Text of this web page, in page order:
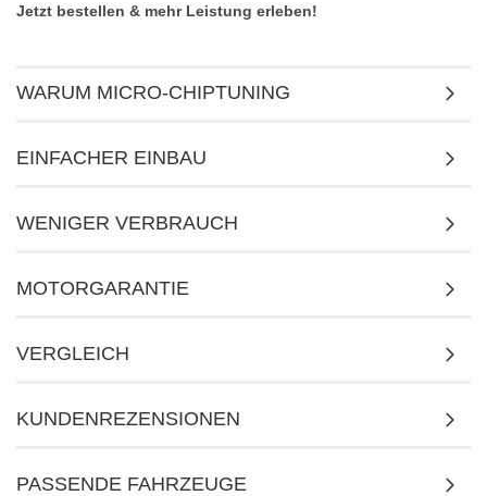
Jetzt bestellen & mehr Leistung erleben!
WARUM MICRO-CHIPTUNING
EINFACHER EINBAU
WENIGER VERBRAUCH
MOTORGARANTIE
VERGLEICH
KUNDENREZENSIONEN
PASSENDE FAHRZEUGE